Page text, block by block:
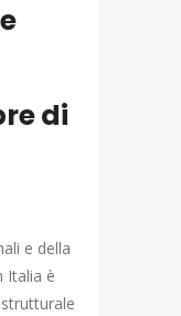
di
e della
Italia è